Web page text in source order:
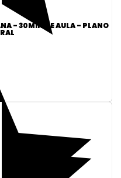
- 30MIN DE AULA - PLANO